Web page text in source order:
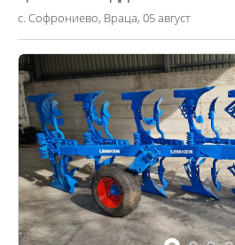
с. Софрониево, Враца, 05 август